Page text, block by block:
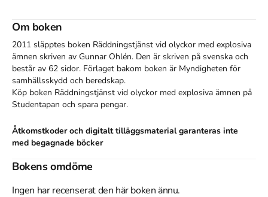
Om boken
2011 släpptes boken Räddningstjänst vid olyckor med explosiva
ämnen skriven av Gunnar Ohlén. Den är skriven på svenska och
består av 62 sidor. Förlaget bakom boken är Myndigheten för
samhällsskydd och beredskap.
Köp boken Räddningstjänst vid olyckor med explosiva ämnen på
Studentapan och spara pengar.
Åtkomstkoder och digitalt tilläggsmaterial garanteras inte
med begagnade böcker
Referera tillRäddningstjänst vid olyckor med explosiva
ämnen
Bokens omdöme
Ingen har recenserat den här boken ännu.